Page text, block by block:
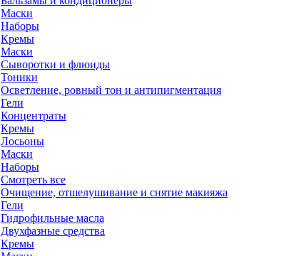
Маски
Наборы
Кремы
Маски
Сыворотки и флюиды
Тоники
Осветление, ровный тон и антипигментация
Гели
Концентраты
Кремы
Лосьоны
Маски
Наборы
Смотреть все
Очищение, отшелушивание и снятие макияжа
Гели
Гидрофильные масла
Двухфазные средства
Кремы